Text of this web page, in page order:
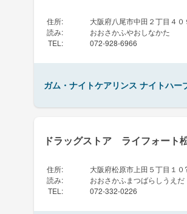
住所:
大阪府八尾市中田２丁目４０
読み:
おおさかふやおしなかた
TEL : 072-928-6966
ガム・ナイトケアリンス ナイトハー
ドラッグストア ライフォート
住所:
大阪府松原市上田５丁目１０
読み:
おおさかふまつばらしうえだ
TEL : 072-332-0226